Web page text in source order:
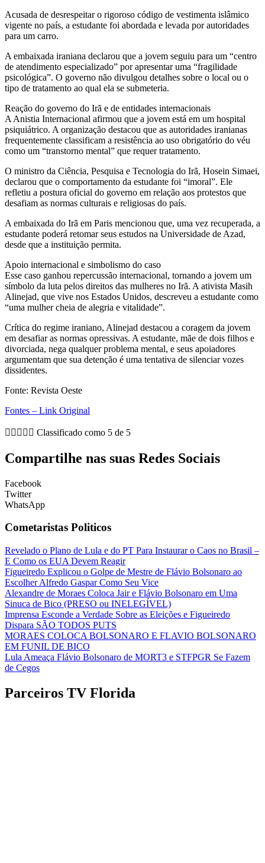
Acusada de desrespeitar o rigoroso código de vestimenta islâmico
vigente no país, a estudante foi abordada e levada por autoridades
para um carro.
A embaixada iraniana declarou que a jovem seguiu para um “centro
de atendimento especializado” por apresentar uma “fragilidade
psicológica”. O governo não divulgou detalhes sobre o local ou o
tipo de tratamento ao qual ela se submeteria.
Reação do governo do Irã e de entidades internacionais
A Anistia Internacional afirmou que a jovem está em um hospital
psiquiátrico. A organização destacou que as autoridades iranianas
frequentemente classificam a resistência ao uso obrigatório do véu
como um “transtorno mental” que requer tratamento.
O ministro da Ciência, Pesquisa e Tecnologia do Irã, Hosein Simaei,
declarou que o comportamento da estudante foi “imoral”. Ele
refletiu a postura oficial do governo em relação aos protestos que
desafiam as normas culturais e religiosas do país.
A embaixada do Irã em Paris mencionou que, uma vez recuperada, a
estudante poderá retomar seus estudos na Universidade de Azad,
desde que a instituição permita.
Apoio internacional e simbolismo do caso
Esse caso ganhou repercussão internacional, tornando a jovem um
símbolo da luta pelos direitos das mulheres no Irã. A ativista Masih
Alinejad, que vive nos Estados Unidos, descreveu a estudante como
“uma mulher cheia de alegria e vitalidade”.
Crítica do regime iraniano, Alinejad destacou a coragem da jovem
em desafiar as normas opressivas. A estudante, mãe de dois filhos e
divorciada, nega qualquer problema mental, e seus apoiadores
argumentam que sua detenção é uma tentativa de silenciar vozes
dissidentes.
Fonte: Revista Oeste
Fontes – Link Original
     Classificado como 5 de 5
Compartilhe nas suas Redes Sociais
Facebook
Twitter
WhatsApp
Cometaristas Politicos
Revelado o Plano de Lula e do PT Para Instaurar o Caos no Brasil –
E Como os EUA Devem Reagir
Figueiredo Explicou o Golpe de Mestre de Flávio Bolsonaro ao
Escolher Alfredo Gaspar Como Seu Vice
Alexandre de Moraes Coloca Jair e Flávio Bolsonaro em Uma
Sinuca de Bico (PRESO ou INELEGÍVEL)
Imprensa Esconde a Verdade Sobre as Eleições e Figueiredo
Dispara SÃO TODOS PUTS
MORAES COLOCA BOLSONARO E FLAVIO BOLSONARO
EM FUNIL DE BICO
Lula Ameaça Flávio Bolsonaro de MORT3 e STFPGR Se Fazem
de Cegos
Parceiros TV Florida